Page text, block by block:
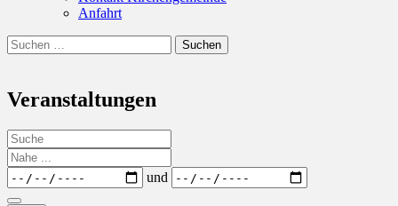
Anfahrt
Suchen
Suchen
nach:
Veranstaltungen
Suche
Nahe
...Daten und